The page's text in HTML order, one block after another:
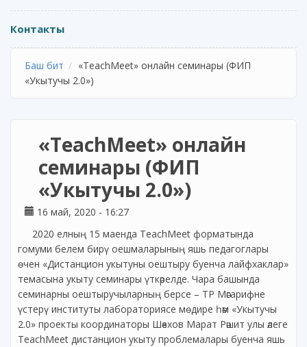
Контакты
Баш бит
«TeachMeet» онлайн семинары (ФИП
«Укытучы 2.0»)
«TeachMeet» онлайн
семинары (ФИП
«Укытучы 2.0»)
16 май, 2020 - 16:27
2020 елның 15 маенда TeachMeet форматында
гомуми белем бирү оешмаларының яшь педагоглары
өчен «Дистанцион укытуны оештыру буенча лайфхаклар»
темасына укыту семинары үткәрелде. Чара башында
семинарны оештыручыларның берсе – ТР Мәгарифне
үстерү институты лабораториясе мөдире һәм «Укытучы
2.0» проекты координаторы Шәехов Марат Рәшит улы әлеге
TeachMeet дистанцион укыту проблемалары буенча яшь